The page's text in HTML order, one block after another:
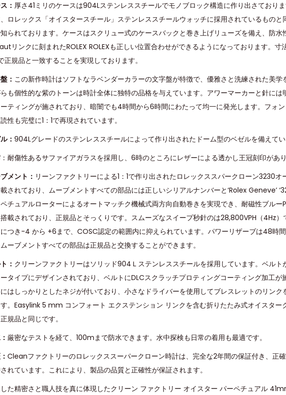
： 厚さ41ミリのケースは904Lステンレススチールでモノブロック構造に作り出さており
ロレックス「オイスタースチール」ステンレススチールウォッチに採用されているものと
られております。ケースはスクリュー式のケースバックと巻き上げリューズを備え、防水
リンクに刻まれたROLEX ROLEXも正しい位置合わせができるようになっております。寸
正規品と一致することを実現しております。
： この新作時計はソフトなラベンダーカラーの文字盤が特徴で、優雅さと洗練された美学
も個性的な紫のトーンは時計全体に独特の品格を与えています。アワーマーカーと針に
ティングが施されており、暗闇でも4時間から6時間にわたって均一に発光します。フォ
性も完璧に1：1で再現されています。
： 904Lグレードのステンレススチールによって作り出されたドーム型のベゼルを備えてい
：耐傷性あるサファイアガラスを採用し、6時のところにレザーによる透かし王冠刻印があり
メント： リーンファクトリーによる1：1で作り出されたロレックススパークローン3230オ
されており、ムーブメントすべての部品には正しいシリアルナンバーと‘Rolex Geneve’
チュアルローターによるオートマッチク機械式両方向自動巻きを実現でき、耐磁性ブル
載されており、正規品とそっくりです。スムーズなスイープ秒針のは28,800VPH（4Hz）
つき-4 から +6まで、COSC認定の範囲内に抑えられています。パワーリザーブは48時
ーブメントすべての部品は正規品と交換することができます。
： クリーンファクトリーはソリッド904Ｌステンレススチールを採用しています。ベルト
タイプにデザインされており、ベルトにDLCスクラッチプロティングコーティング加工が
はしっかりとしたネジが付いており、小さなドライバーを使用してブレスレットのリン
。Easylink 5 mm コンフォート エクステンション リンクを含む折りたたみ式オイスター
規品と同じです。
厳密なテストを経て、100mまで防水できます。水中探検も日常の着用も最適です。
Cleanファクトリーのロレックススーパークローン時計は、完全な2年間の保証付き、正
れています。これにより、製品の品質と正確性が保証されます。
た精密さと職人技を真に体現したクリーン ファクトリー オイスター パーペチュアル